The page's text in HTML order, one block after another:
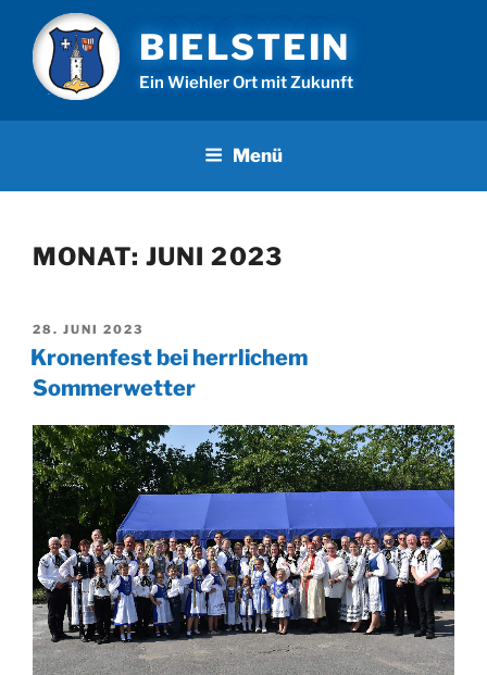
Inhalt
springen
BIELSTEIN
Ein Wiehler Ort mit Zukunft
Menü
MONAT: JUNI 2023
VERÖFFENTLICHT
AM
28. JUNI 2023
Kronenfest bei herrlichem
Sommerwetter